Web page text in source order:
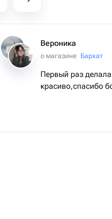
Вероника
о магазине Бархат
Первый раз
красиво,спасибо